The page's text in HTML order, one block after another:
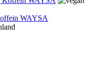
WAYSA